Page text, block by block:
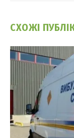
СХОЖІ